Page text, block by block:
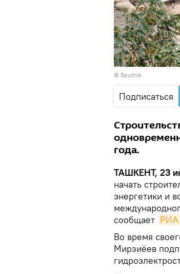
© Sputnik
Подписаться
года.
ТАШКЕНТ, 23
начать
энергетики и
сообщает РИА
Во время
Мирзиёев